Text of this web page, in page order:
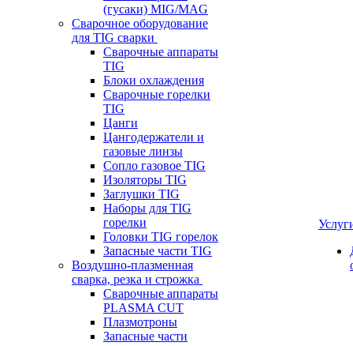
(гусаки) MIG/MAG
Сварочное оборудование
для TIG сварки
Сварочные аппараты
TIG
Блоки охлаждения
Сварочные горелки
TIG
Цанги
Цангодержатели и
газовые линзы
Сопло газовое TIG
Изоляторы TIG
Заглушки TIG
Наборы для TIG
горелки
Головки TIG горелок
Запасные части TIG
Воздушно-плазменная
сварка, резка и строжка
Сварочные аппараты
PLASMA CUT
Плазмотроны
Запасные части